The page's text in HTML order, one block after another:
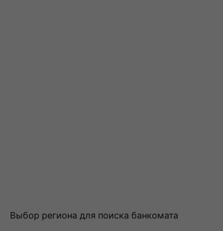
Выбор региона для поиска банкомата